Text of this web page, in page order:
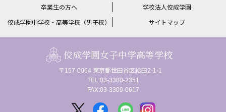
卒業生の方へ 学校法人佼成学園
佼成学園中学校・高等学校（男子校） サイトマップ
佼成学園女子中学高等学校
〒157-0064 東京都世田谷区給田2-1-1
TEL:03-3300-2351
FAX:03-3309-0617